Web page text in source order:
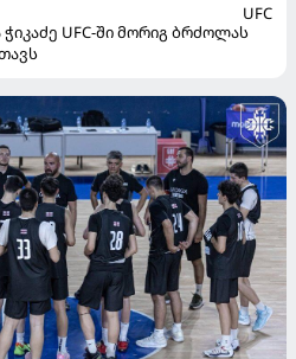
UFC
UFC-ში მორიგ ბრძოლას